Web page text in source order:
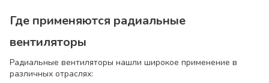
Где применяются радиальные
вентиляторы
Радиальные вентиляторы нашли широкое применение в
различных отраслях: